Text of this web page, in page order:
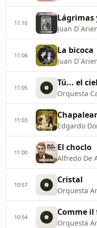
11:10 Lágrimas
Juan
11:08 La bicoca
Juan
11:05 Tú... el
11:03
11:00 El choclo
Alfredo De
10:57 Cristal
10:54 Comme
Orquesta